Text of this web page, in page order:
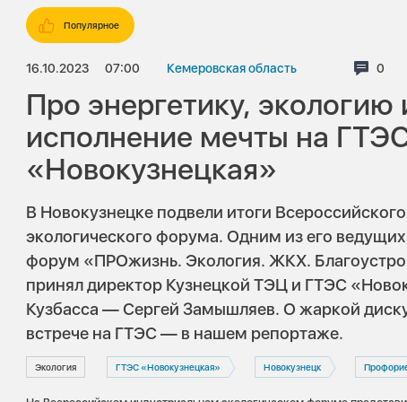
Популярное
16.10.2023 07:00 Кемеровская область 0
Про энергетику, экологию
исполнение мечты на
«Новокузнецкая»
В Новокузнецке подвели итоги
экологического форума. Одним из его
форум «ПРОжизнь. Экология. ЖКХ.
принял директор Кузнецкой ТЭЦ и ГТЭС
Кузбасса — Сергей Замышляев. О жаркой
встрече на ГТЭС — в нашем репортаже.
Экология ГТЭС «Новокузнецкая» Новокузнецк